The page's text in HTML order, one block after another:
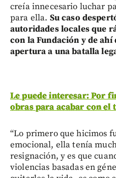
creía innecesario luchar
para ella. Su caso
autoridades locales que
con la Fundación y de
apertura a una batalla
Le puede interesar: Por
obras para acabar con el
“Lo primero que hicimos
emocional, ella tenía
resignación, y es que
violencias basadas en